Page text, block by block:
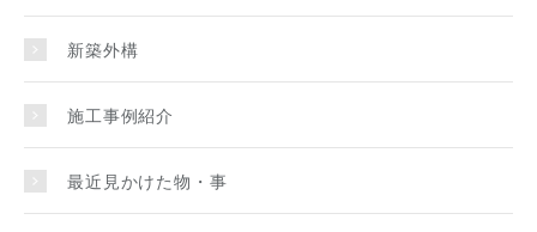
新築外構
施工事例紹介
最近見かけた物・事